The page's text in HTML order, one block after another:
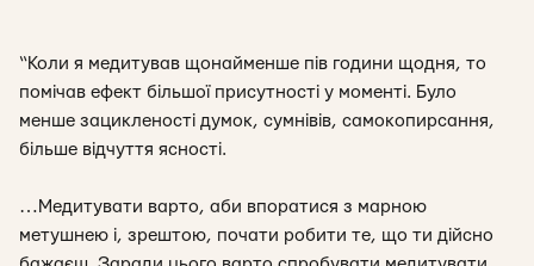
“Коли я медитував щонайменше пів години щодня, то
помічав ефект більшої присутності у моменті. Було
менше зацикленості думок, сумнівів, самокопирсання,
більше відчуття ясності.
…Медитувати варто, аби впоратися з марною
метушнею і, зрештою, почати робити те, що ти дійсно